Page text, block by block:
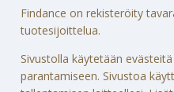
Findance on rekisteröity
tuotesijoittelua.
Sivustolla käytetään
parantamiseen. Sivustoa